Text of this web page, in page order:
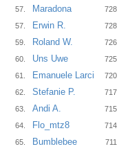
57.
Maradona
728
57.
Erwin R.
728
59.
Roland W.
726
60.
Uns Uwe
725
61.
Emanuele Larci
720
62.
Stefanie P.
717
63.
Andi A.
715
64.
Flo_mtz8
714
65.
Bumblebee
711